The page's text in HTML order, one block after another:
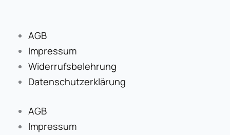
AGB
Impressum
Widerrufsbelehrung
Datenschutzerklärung
AGB
Impressum